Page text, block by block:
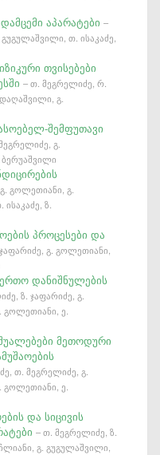
აპარატები–
თ. ისაკაძე,
თვისებები
– თ. მეგრელიძე, რ.
გ.
შემფუთავი
გ.
გოლეთიანი, გ.
ზ.
პროცესები და
გ. გოლეთიანი,
დანიშნულების
ზ. ჯაფარიძე, გ.
გოლეთიანი, ე.
მეთოდური
თ. მეგრელიძე, გ.
გოლეთიანი, ე.
და სიცივის
– თ. მეგრელიძე, ზ.
გ. გუგულაშვილი,